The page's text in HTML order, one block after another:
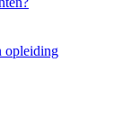
opleiding